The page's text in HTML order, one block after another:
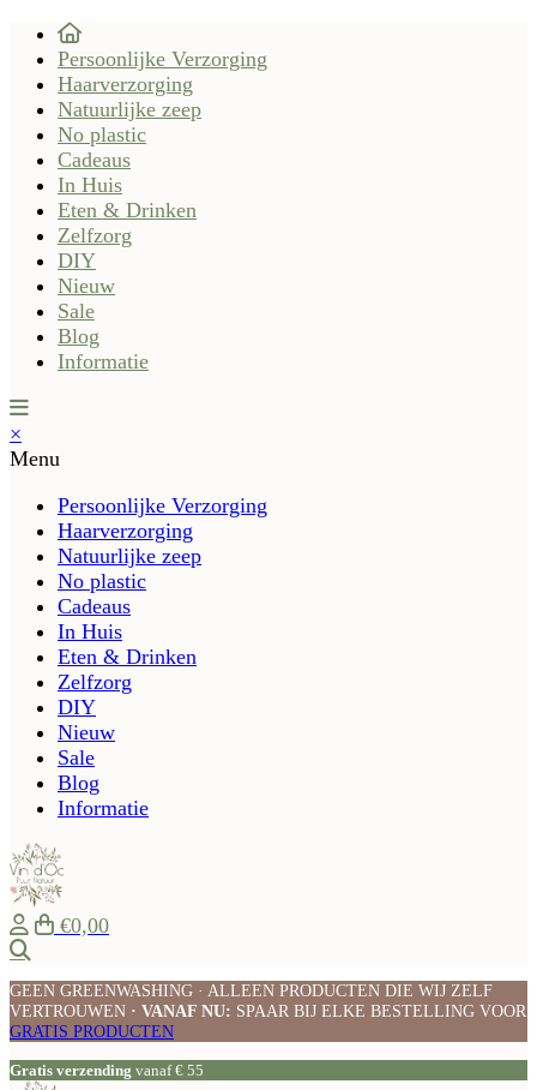
Persoonlijke Verzorging
Haarverzorging
Natuurlijke zeep
No plastic
Cadeaus
In Huis
Eten & Drinken
Zelfzorg
DIY
Nieuw
Sale
Blog
Informatie
×
Menu
Persoonlijke Verzorging
Haarverzorging
Natuurlijke zeep
No plastic
Cadeaus
In Huis
Eten & Drinken
Zelfzorg
DIY
Nieuw
Sale
Blog
Informatie
€0,00
GEEN GREENWASHING · ALLEEN PRODUCTEN DIE WIJ ZELF
VERTROUWEN · VANAF NU: SPAAR BIJ ELKE BESTELLING VOOR
GRATIS PRODUCTEN
Gratis verzending vanaf € 55